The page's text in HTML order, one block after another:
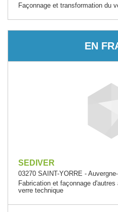
Façonnage et transformation du
EN
SEDIVER
03270 SAINT-YORRE -
Fabrication et façonnage
verre technique